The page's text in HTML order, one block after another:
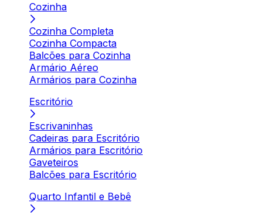
Cozinha
Cozinha Completa
Cozinha Compacta
Balcões para Cozinha
Armário Aéreo
Armários para Cozinha
Escritório
Escrivaninhas
Cadeiras para Escritório
Armários para Escritório
Gaveteiros
Balcões para Escritório
Quarto Infantil e Bebê